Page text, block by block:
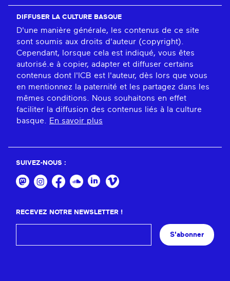
DIFFUSER LA CULTURE BASQUE
D'une manière générale, les contenus de ce site
sont soumis aux droits d'auteur (copyright).
Cependant, lorsque cela est indiqué, vous êtes
autorisé.e à copier, adapter et diffuser certains
contenus dont l'ICB est l'auteur, dès lors que vous
en mentionnez la paternité et les partagez dans les
mêmes conditions. Nous souhaitons en effet
faciliter la diffusion des contenus liés à la culture
basque.
En savoir plus
SUIVEZ-NOUS :
RECEVEZ NOTRE NEWSLETTER !
S'abonner